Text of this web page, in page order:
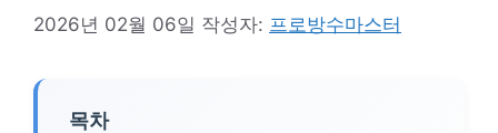
2026년 02월 06일 작성자: 프로방수마스터
목차